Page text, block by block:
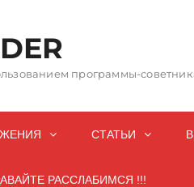
программы-
СТАТЬИ
РАССЛАБИМСЯ !!!